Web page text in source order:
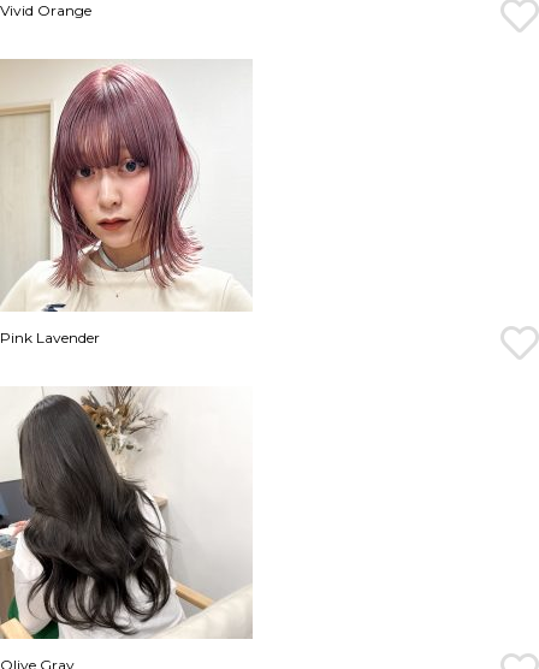
Vivid Orange
Pink Lavender
Olive Gray